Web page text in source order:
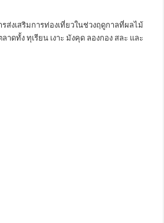
ส่งเสริมการท่องเที่ยวในช่วงฤดูกาลที่ผลไม้
าดทั้ง ทุเรียน เงาะ มังคุด ลองกอง สละ และ